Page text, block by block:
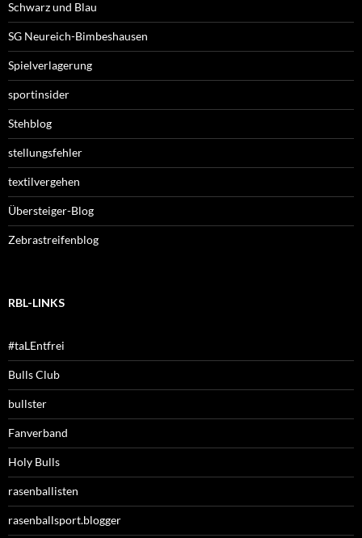
Schwarz und Blau
SG Neureich-Bimbeshausen
Spielverlagerung
sportinsider
Stehblog
stellungsfehler
textilvergehen
Übersteiger-Blog
Zebrastreifenblog
RBL-LINKS
#taLEntfrei
Bulls Club
bullster
Fanverband
Holy Bulls
rasenballisten
rasenballsport.blogger